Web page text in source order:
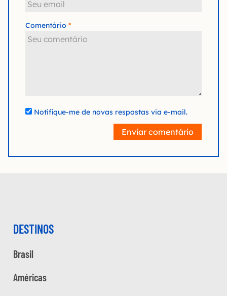
Comentário
Notifique-me de novas respostas via e-mail.
Enviar comentário
DESTINOS
Brasil
Américas